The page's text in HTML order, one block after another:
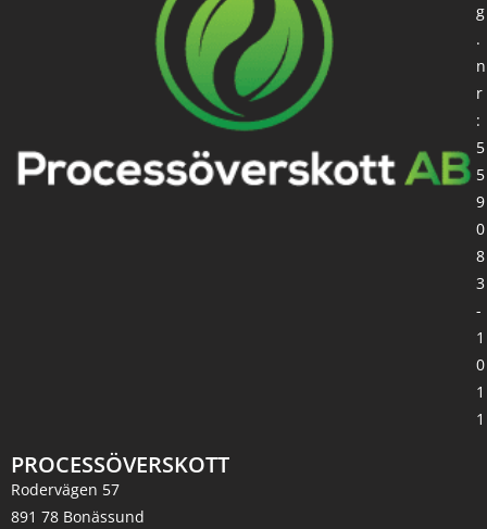
PROCESSÖVERSKOTT
Rodervägen 57
891 78 Bonässund
g
.
n
r
:
5
5
9
0
8
3
-
1
0
1
1